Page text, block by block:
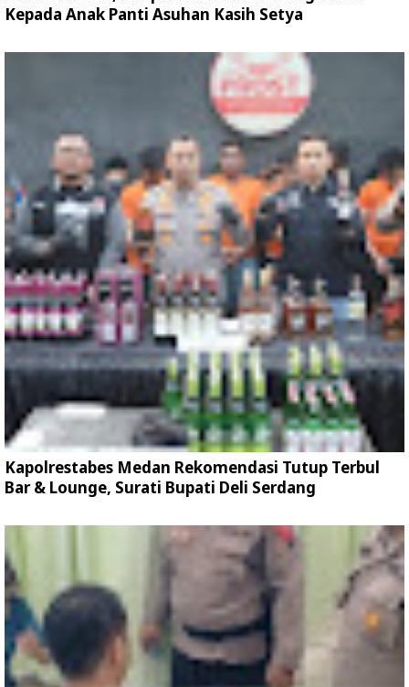
Kepada Anak Panti Asuhan Kasih Setya
Kapolrestabes Medan Rekomendasi Tutup Terbul
Bar & Lounge, Surati Bupati Deli Serdang